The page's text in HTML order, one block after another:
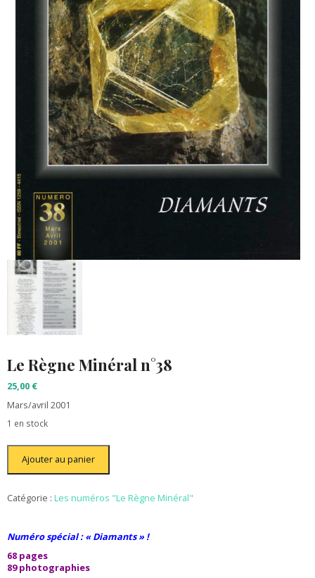
Le Règne Minéral n°38
25,00 €
Mars/avril 2001
1 en stock
quantité
Le
Minéral
Ajouter au panier
Catégorie : Les numéros "Le Règne Minéral"
Numéro spécial : « Diamants » !
68 pages
89 photographies